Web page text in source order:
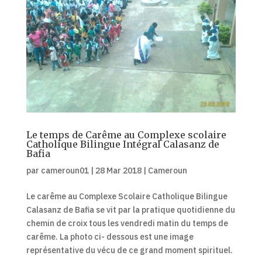
Le temps de Carême au Complexe scolaire
Catholique Bilingue Intégral Calasanz de
Bafia
par cameroun01| 28 Mar 2018| Cameroun
Le carême au Complexe Scolaire Catholique Bilingue
Calasanz de Bafia se vit par la pratique quotidienne du
chemin de croix tous les vendredi matin du temps de
carême. La photo ci- dessous est une image
représentative du vécu de ce grand moment spirituel.